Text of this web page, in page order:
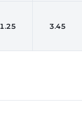
1.25 3.45